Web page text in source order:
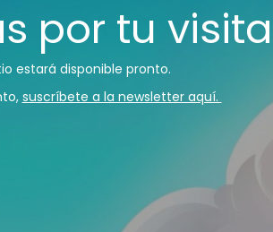
por tu
estará disponible pronto.
suscríbete a la newsletter aquí.